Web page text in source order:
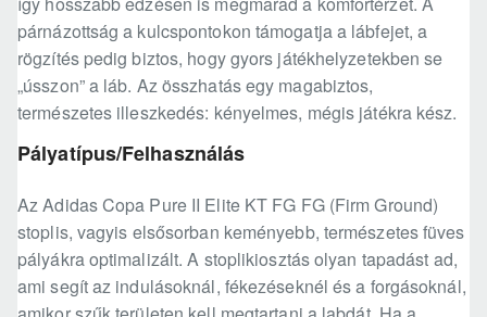
párnázottság a kulcspontokon támogatja a lábfejet, a
rögzítés pedig biztos, hogy gyors játékhelyzetekben se
„ússzon” a láb. Az összhatás egy magabiztos,
természetes illeszkedés: kényelmes, mégis játékra kész.
Pályatípus/Felhasználás
Az Adidas Copa Pure II Elite KT FG FG (Firm Ground)
stoplis, vagyis elsősorban keményebb, természetes füves
pályákra optimalizált. A stoplikiosztás olyan tapadást ad,
ami segít az indulásoknál, fékezéseknél és a forgásoknál,